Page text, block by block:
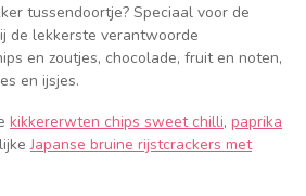
tussendoortje? Speciaal voor de
de lekkerste verantwoorde
en zoutjes, chocolade, fruit en noten,
en ijsjes.
kikkererwten chips sweet chilli, paprika
Japanse bruine rijstcrackers met